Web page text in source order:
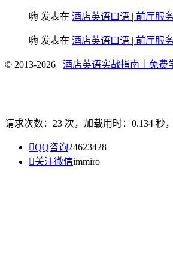
嗨 发表在 酒店英语口语 | 前厅服
嗨 发表在 酒店英语口语 | 前厅服
© 2013-2026 酒店英语实战指南｜免费
请求次数：23 次，加载用时：0.134 秒
QQ咨询24623428
关注微信immiro